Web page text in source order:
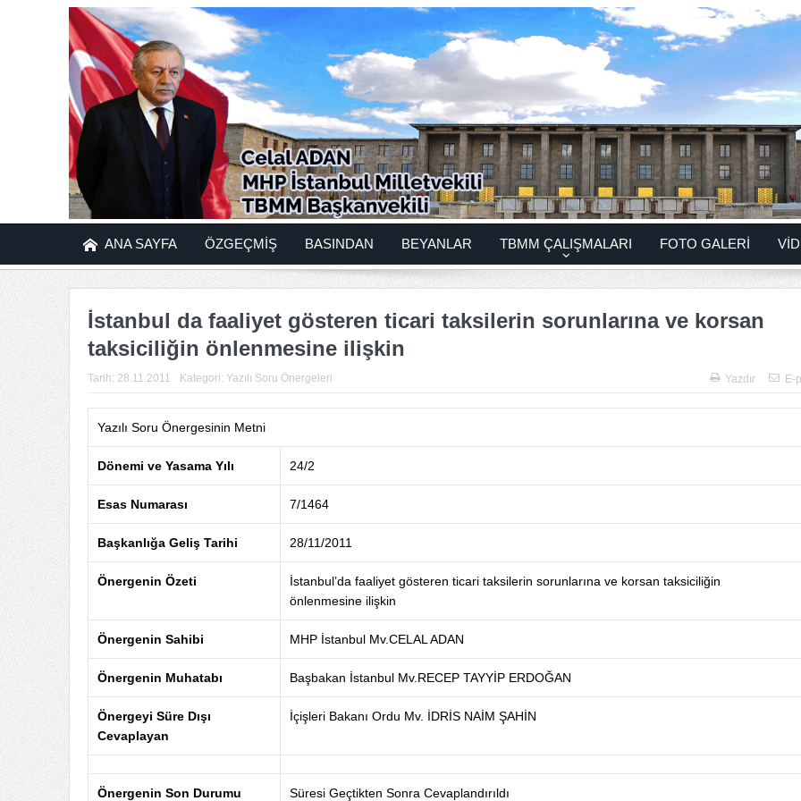
ANA SAYFA ÖZGEÇMİŞ BASINDAN BEYANLAR TBMM ÇALIŞMALARI FOTO GALERİ
İstanbul da faaliyet gösteren ticari taksilerin sorunlarına ve korsan
taksiciliğin önlenmesine ilişkin
Tarih: 28.11.2011 Kategori: Yazılı Soru Önergeleri Yazdır E-
Yazılı Soru Önergesinin Metni
Dönemi ve Yasama Yılı 24/2
Esas Numarası 7/1464
Başkanlığa Geliş Tarihi 28/11/2011
Önergenin Özeti
İstanbul’da faaliyet gösteren ticari taksilerin sorunlarına ve korsan taksiciliğin
önlenmesine ilişkin
Önergenin Sahibi MHP İstanbul Mv.CELAL ADAN
Önergenin Muhatabı Başbakan İstanbul Mv.RECEP TAYYİP ERDOĞAN
Önergeyi Süre Dışı
Cevaplayan
İçişleri Bakanı Ordu Mv. İDRİS NAİM ŞAHİN
Önergenin Son Durumu Süresi Geçtikten Sonra Cevaplandırıldı
İstanbul Üniversitesi